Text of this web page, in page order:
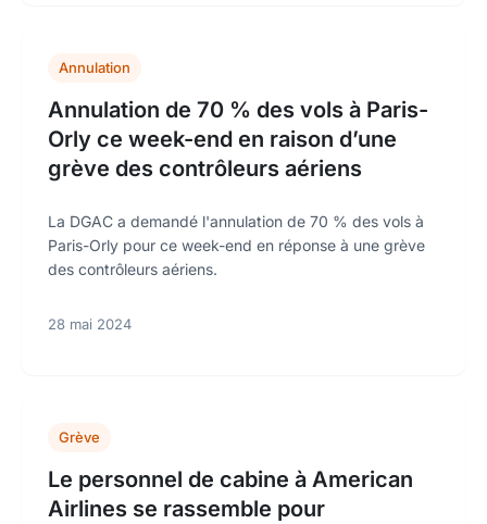
Annulation
Annulation de 70 % des vols à Paris-
Orly ce week-end en raison d’une
grève des contrôleurs aériens
La DGAC a demandé l'annulation de 70 % des vols à
Paris-Orly pour ce week-end en réponse à une grève
des contrôleurs aériens.
28 mai 2024
Grève
Le personnel de cabine à American
Airlines se rassemble pour